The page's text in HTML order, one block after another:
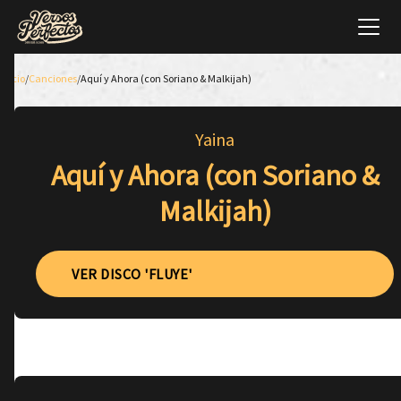
Inicio/Canciones/Aquí y Ahora (con Soriano & Malkijah)
Yaina
Aquí y Ahora (con Soriano &
Malkijah)
VER DISCO 'FLUYE'